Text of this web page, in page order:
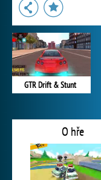
GTR Drift & Stunt
O hře